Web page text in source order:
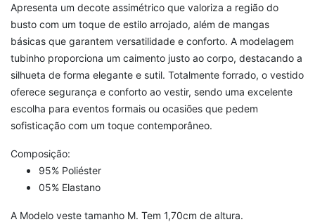
Apresenta um decote assimétrico que valoriza a região do
busto com um toque de estilo arrojado, além de mangas
básicas que garantem versatilidade e conforto. A modelagem
tubinho proporciona um caimento justo ao corpo, destacando a
silhueta de forma elegante e sutil. Totalmente forrado, o vestido
oferece segurança e conforto ao vestir, sendo uma excelente
escolha para eventos formais ou ocasiões que pedem
sofisticação com um toque contemporâneo.
Composição:
95% Poliéster
05% Elastano
A Modelo veste tamanho M. Tem 1,70cm de altura.